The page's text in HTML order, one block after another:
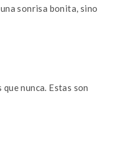
sonrisa bonita, sino
nunca. Estas son